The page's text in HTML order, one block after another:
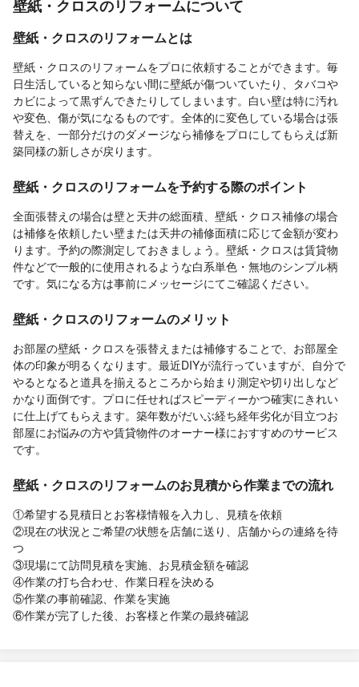
壁紙・クロスのリフォームについて
壁紙・クロスのリフォームとは
壁紙・クロスのリフォームをプロに依頼することができます。毎
日生活していると知らない間に壁紙が傷ついていたり、タバコや
カビによって黒ずんできたりしてしまいます。白い壁は特に汚れ
や変色、傷が気になるものです。全体的に変色している場合は張
替えを、一部分だけのダメージなら補修をプロにしてもらえば新
築同様の新しさが戻ります。
壁紙・クロスのリフォームを予約する際のポイント
全面張替えの場合は壁と天井の総面積、壁紙・クロス補修の場合
は補修を依頼したい壁または天井の補修面積に応じて金額が変わ
ります。予約の際測定しておきましょう。壁紙・クロスは賃貸物
件などで一般的に使用されるような白系単色・無地のシンプル柄
です。気になる方は事前にメッセージにてご確認ください。
壁紙・クロスのリフォームのメリット
お部屋の壁紙・クロスを張替えまたは補修することで、お部屋全
体の印象が明るくなります。最近DIYが流行っていますが、自分で
やるとなると道具を揃えるところから始まり測定や切り出しなど
かなり面倒です。プロに任せればスピーディーかつ確実にきれい
に仕上げてもらえます。築年数がだいぶ経ち経年劣化が目立つお
部屋にお悩みの方や賃貸物件のオーナー様におすすめのサービス
です。
壁紙・クロスのリフォームのお見積から作業までの流れ
①希望する見積日とお客様情報を入力し、見積を依頼
②現在の状況とご希望の状態を店舗に送り、店舗からの連絡を待
つ
③現場にて訪問見積を実施、お見積金額を確認
④作業の打ち合わせ、作業日程を決める
⑤作業の事前確認、作業を実施
⑥作業が完了した後、お客様と作業の最終確認